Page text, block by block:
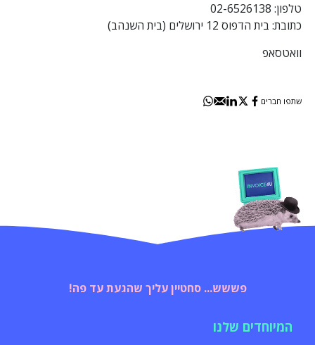
טלפון: 02-6526138
כתובת: בית הדפוס 12 ירושלים (בית השנהב)
וואטסאפ
שתפו חברים
פששש... סחטיין עליך שהגעת עד פה!
המיוחדים שלנו